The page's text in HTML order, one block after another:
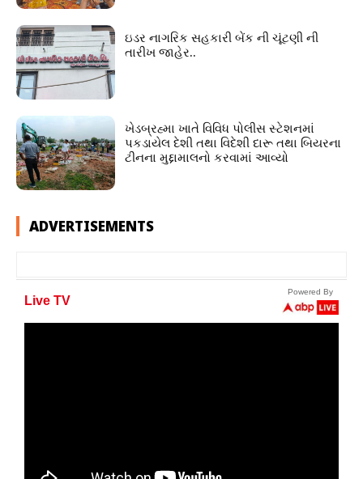
ઇડર નાગરિક સહકારી બેંક ની ચૂંટણી ની
તારીખ જાહેર..
ખેડબ્રહ્મા ખાતે વિવિધ પોલીસ સ્ટેશનમાં
પકડાયેલ દેશી તથા વિદેશી દારૂ તથા બિયરના
ટીનના મુદ્દામાલનો કરવામાં આવ્યો
ADVERTISEMENTS